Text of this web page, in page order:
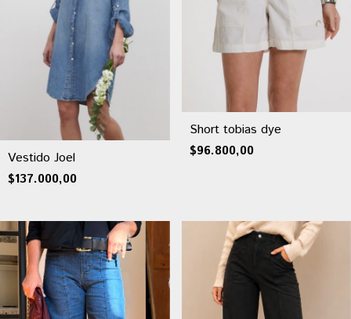
Vestido Joel
$137.000,00
Short tobias dye
$96.800,00